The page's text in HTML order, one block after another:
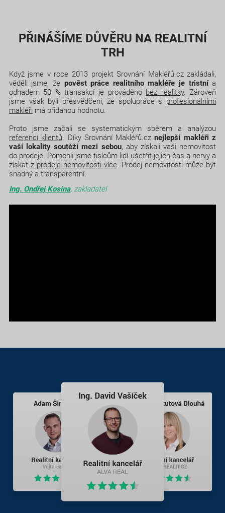
PŘINÁŠÍME DŮVĚRU NA REALITNÍ
TRH
Když jsme v roce 2013 projekt Srovnání Makléřů.cz zakládali,
věděli jsme, že pověst práce realitního makléře je tristnía
odhadem 50 % transakcí je prováděno bez realitky. Zároveň
jsme však byli přesvědčeni, že spolupráce s profesionálními
makléřimá přidanou hodnotu.
Proto jsme začali se systematickým sběrem a analýzou
referencí klientů . Díky Srovnání Makléřů.cznejlepší makléři z
vaší lokality soutěží mezi sebou, aby získali vaši nemovitost
do prodeje. Pomohli jsme tisícům lidí ušetřit jejich čas a nervy a
získat z prodeje nemovitosti více . Prodej nemovitosti může být
snadný a transparentní.
Ing. Ondřej Kosina, zakladatel